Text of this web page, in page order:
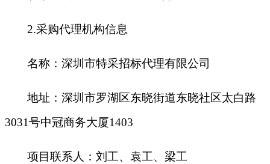
2.采购代理机构信息
名称：深圳市特采招标代理有限公司
地址：深圳市罗湖区东晓街道东晓社区太白路
3031号中冠商务大厦1403
项目联系人：刘工、袁工、梁工